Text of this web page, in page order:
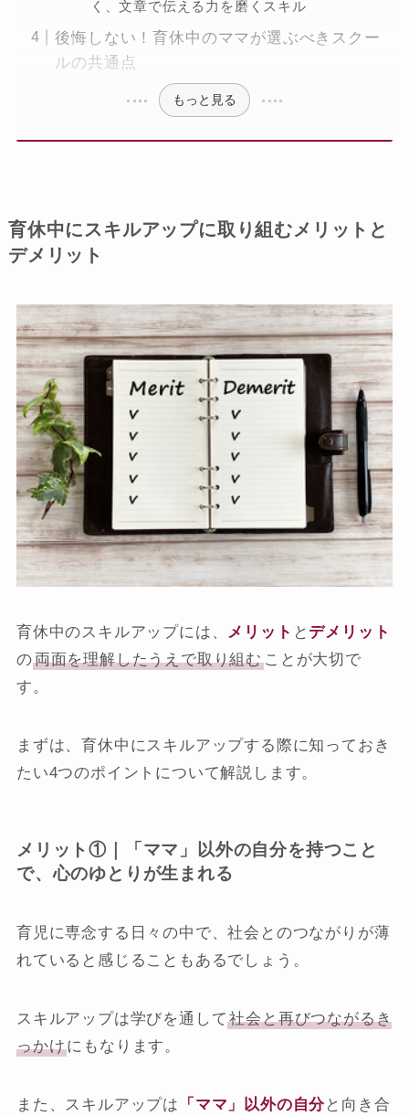
く、文章で伝える力を磨くスキル
後悔しない！育休中のママが選ぶべきスクー
ルの共通点
もっと見る
育休中にスキルアップに取り組むメリットと
デメリット
育休中のスキルアップには、 メリット と デメリット
の両面を理解したうえで取り組む ことが大切で
す。
まずは、育休中にスキルアップする際に知っておき
たい4つのポイントについて解説します。
メリット①｜「ママ」以外の自分を持つこと
で、心のゆとりが生まれる
育児に専念する日々の中で、社会とのつながりが薄
れていると感じることもあるでしょう。
スキルアップは学びを通して社会と再びつながるき
っかけにもなります。
また、スキルアップは 「ママ」以外の自分 と向き合